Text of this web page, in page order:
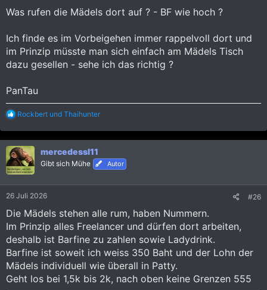
Was rufen die Mädels dort auf ? - BF wie hoch ?
Ich finde es im Vorbeigehen immer rappelvoll dort und
im Prinzip müsste man sich einfach am Mädels Tisch
dazu gesellen - sehe ich das richtig ?
PanTau
R
a
k
t
i
o
n
Rockbert und Thaihunter
mercedessl11
Gibt sich Mühe Autor
26 Juli 2026 #26
Die Mädels stehen alle rum, haben Nummern.
Im Prinzip alles Freelancer und dürfen dort arbeiten,
deshalb ist Barfine zu zahlen sowie Ladydrink.
Barfine ist soweit ich weiss 350 Baht und der Lohn der
Mädels individuell wie überall in Patty.
Geht los bei 1,5k bis 2k, nach oben keine Grenzen 555